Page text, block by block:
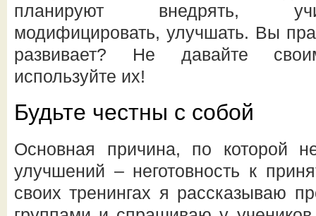
планируют внедрять,
модифицировать, улучшать. Вы
развивает? Не давайте
используйте их!
Будьте честны с собой
Основная причина, по которой
улучшений – неготовность к
своих тренингах я рассказываю